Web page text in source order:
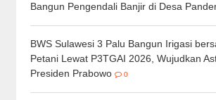
Bangun Pengendali Banjir di Desa
BWS Sulawesi 3 Palu Bangun Irigasi
Petani Lewat P3TGAI 2026, Wujudkan
Presiden Prabowo
0